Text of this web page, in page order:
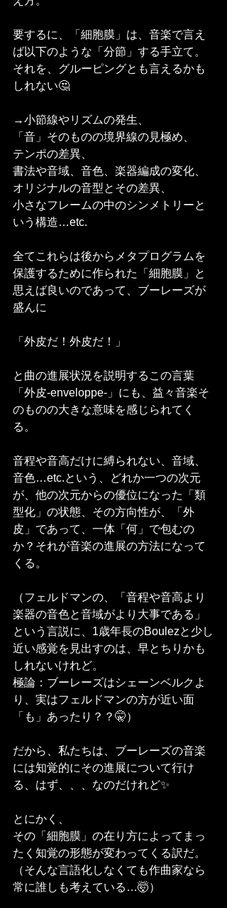
要するに、「細胞膜」は、音楽で言え
ば以下のような「分節」する手立て。
それを、グルーピングとも言えるかも
しれない🤔
→小節線やリズムの発生、
「音」そのものの境界線の見極め、
テンポの差異、
書法や音域、音色、楽器編成の変化、
オリジナルの音型とその差異、
小さなフレームの中のシンメトリーと
いう構造…etc.
全てこれらは後からメタプログラムを
保護するために作られた「細胞膜」と
思えば良いのであって、ブーレーズが
盛んに
「外皮だ！外皮だ！」
と曲の進展状況を説明するこの言葉
「外皮-enveloppe-」にも、益々音楽そ
のものの大きな意味を感じられてく
る。
音程や音高だけに縛られない、音域、
音色…etc.という、どれか一つの次元
が、他の次元からの優位になった「類
型化」の状態、その方向性が、「外
皮」であって、一体「何」で包むの
か？それが音楽の進展の方法になって
くる。
（フェルドマンの、「音程や音高より
楽器の音色と音域がより大事である」
という言説に、1歳年長のBoulezと少し
近い感覚を見出すのは、早とちりかも
しれないけれど。
極論：ブーレーズはシェーンベルクよ
り、実はフェルドマンの方が近い面
「も」あったり？？🤫）
だから、私たちは、ブーレーズの音楽
には知覚的にその進展について行け
る、はず、、、なのだけれど✨
とにかく、
その「細胞膜」の在り方によってまっ
たく知覚の形態が変わってくる訳だ。
（そんな言語化しなくても作曲家なら
常に誰しも考えている…🤯）